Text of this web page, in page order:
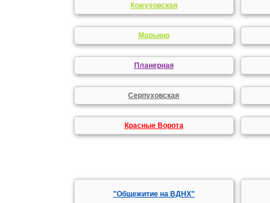
Кожуховская
Марьино
Планерная
Серпуховская
Красные Ворота
"Общежитие на ВДНХ"